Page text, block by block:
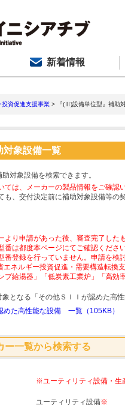
新着情報
資促進支援事業 > 『(Ⅲ)設備単位型』補助
対象設備一覧
対象設備を検索できます。
は、メーカーの製品情報をご確認
、交付決定前に補助対象設備等の
り申請があった後、審査完了した
番は都度本ページにてご確認くださ
登録を行っていません。申請を検
ネルギー投資促進・需要構造転換
プ給湯器」「低炭素工業炉」「高
となる「その他ＳＩＩが認めた高
めた高性能な設備 一覧（105KB）
ー一覧から検索する
※ユーティリティ設備・生
ユーティリティ設備※